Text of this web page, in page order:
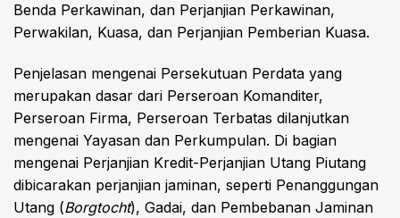
Benda Perkawinan, dan Perjanjian Perkawinan,
Perwakilan, Kuasa, dan Perjanjian Pemberian Kuasa.
Penjelasan mengenai Persekutuan Perdata yang
merupakan dasar dari Perseroan Komanditer,
Perseroan Firma, Perseroan Terbatas dilanjutkan
mengenai Yayasan dan Perkumpulan. Di bagian
mengenai Perjanjian Kredit-Perjanjian Utang Piutang
dibicarakan perjanjian jaminan, seperti Penanggungan
Utang (Borgtocht), Gadai, dan Pembebanan Jaminan